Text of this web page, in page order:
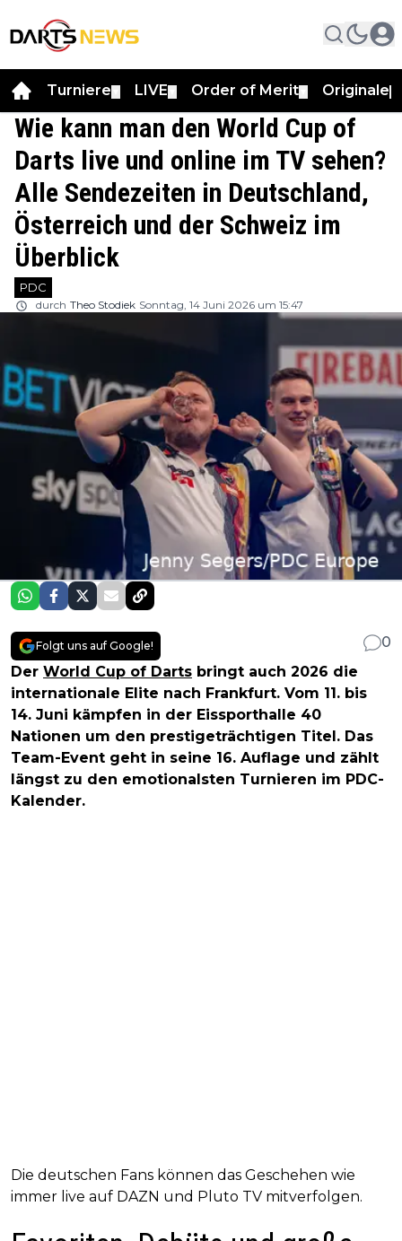
Turniere LIVE Order of Merit Originale
Wie kann man den World Cup of
Darts live und online im TV sehen?
Alle Sendezeiten in Deutschland,
Österreich und der Schweiz im
Überblick
PDC
durch Theo Stodiek Sonntag, 14 Juni 2026 um 15:47
Folgt uns auf Google!
0
Der World Cup of Darts bringt auch 2026 die
internationale Elite nach Frankfurt. Vom 11. bis
14. Juni kämpfen in der Eissporthalle 40
Nationen um den prestigeträchtigen Titel. Das
Team-Event geht in seine 16. Auflage und zählt
längst zu den emotionalsten Turnieren im PDC-
Kalender.
Die deutschen Fans können das Geschehen wie
immer live auf DAZN und Pluto TV mitverfolgen.